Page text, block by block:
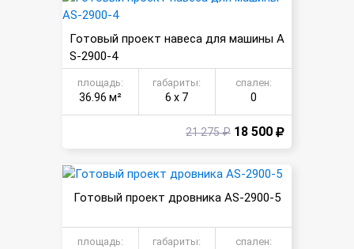
Готовый проект навеса для машины A
S-2900-4
площадь:
36.96 м²
габариты:
6 х 7
спален:
0
21 275 ₽ 18 500
Готовый проект дровника AS-2900-5
площадь: габариты: спален: